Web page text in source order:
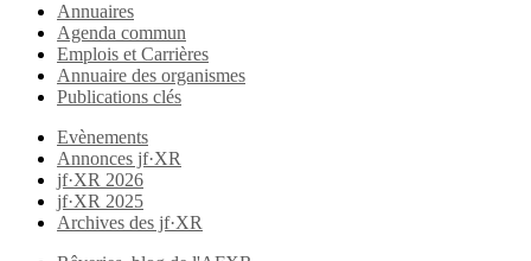
Annuaires
Agenda commun
Emplois et Carrières
Annuaire des organismes
Publications clés
Evènements
Annonces jf·XR
jf·XR 2026
jf·XR 2025
Archives des jf·XR